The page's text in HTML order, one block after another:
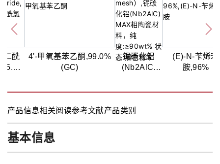
二酰
4'-甲氧基苯乙酮,99.0%
(GC)
铌碳化铝
(Nb2AlC)
状态:黑色粉
末,纯
末
(E)-N-苄烯苯
胺,96%
产品信息相关阅读参考文献产品类别
基本信息